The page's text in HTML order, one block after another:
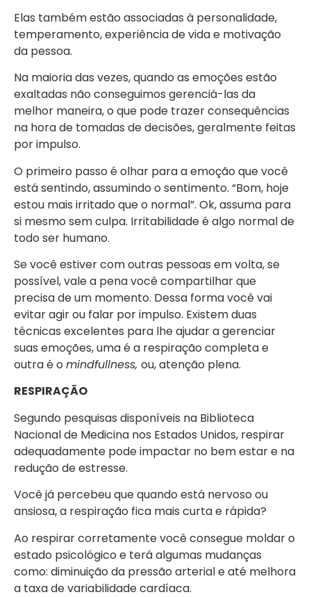
Elas também estão associadas à personalidade,
temperamento, experiência de vida e motivação
da pessoa.
Na maioria das vezes, quando as emoções estão
exaltadas não conseguimos gerenciá-las da
melhor maneira, o que pode trazer consequências
na hora de tomadas de decisões, geralmente feitas
por impulso.
O primeiro passo é olhar para a emoção que você
está sentindo, assumindo o sentimento. “Bom, hoje
estou mais irritado que o normal”. Ok, assuma para
si mesmo sem culpa. Irritabilidade é algo normal de
todo ser humano.
Se você estiver com outras pessoas em volta, se
possível, vale a pena você compartilhar que
precisa de um momento. Dessa forma você vai
evitar agir ou falar por impulso. Existem duas
técnicas excelentes para lhe ajudar a gerenciar
suas emoções, uma é a respiração completa e
outra é o mindfullness, ou, atenção plena.
RESPIRAÇÃO
Segundo pesquisas disponíveis na Biblioteca
Nacional de Medicina nos Estados Unidos, respirar
adequadamente pode impactar no bem estar e na
redução de estresse.
Você já percebeu que quando está nervoso ou
ansiosa, a respiração fica mais curta e rápida?
Ao respirar corretamente você consegue moldar o
estado psicológico e terá algumas mudanças
como: diminuição da pressão arterial e até melhora
a taxa de variabilidade cardíaca.